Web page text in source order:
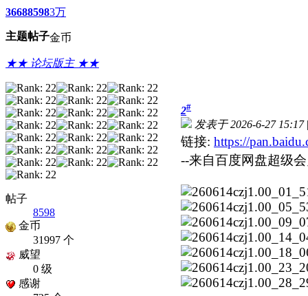
3668
主题
8598
帖子
3万
金币
★★ 论坛版主 ★★
帖子
8598
金币
31997 个
威望
0 级
感谢
2#
发表于 2026-6-27 15:17 |
链接: https://
--来自百度网盘超级